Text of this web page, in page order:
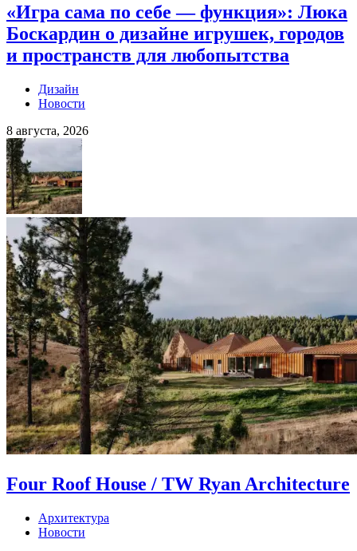
«Игра сама по себе — функция»: Люка
Боскардин о дизайне игрушек, городов
и пространств для любопытства
Дизайн
Новости
8 августа, 2026
Four Roof House / TW Ryan Architecture
Архитектура
Новости